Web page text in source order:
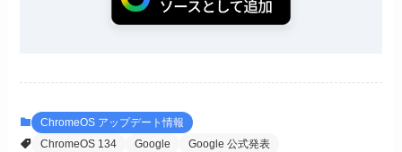
ChromeOS アップデート情報
ChromeOS 134
Google Google 公式発表